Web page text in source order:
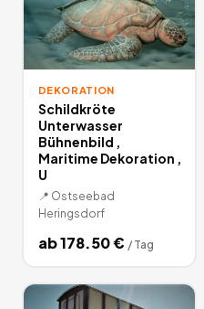
DEKORATION
Schildkröte
Unterwasser
Bühnenbild ,
Maritime Dekoration ,
U
📍 Ostseebad
Heringsdorf
ab178.50€ / Tag